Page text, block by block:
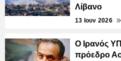
Λίβανο
13 Ιουν 2026
Ο Ιρανός
πρόεδρο